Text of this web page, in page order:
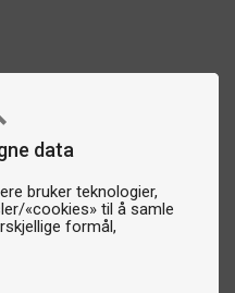
data
bruker teknologier,
«cookies» til å samle
formål,